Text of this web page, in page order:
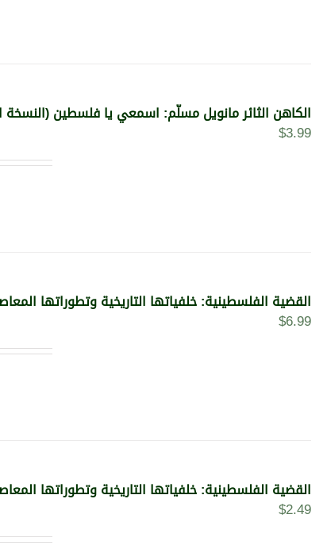
الكاهن الثائر مانويل مسلّم: اسمعي يا فلسطين (النسخة
$3.99
القضية الفلسطينية: خلفياتها التاريخية وتطوراتها المعاصرة (طبعة مزيدة
$6.99
القضية الفلسطينية: خلفياتها التاريخية وتطوراتها
$2.49